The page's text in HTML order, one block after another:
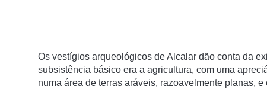
Os vestí­gios arqueológicos de Alcalar dão conta da
subsistência básico era a agricultura, com uma
numa área de terras aráveis, razoavelmente planas,